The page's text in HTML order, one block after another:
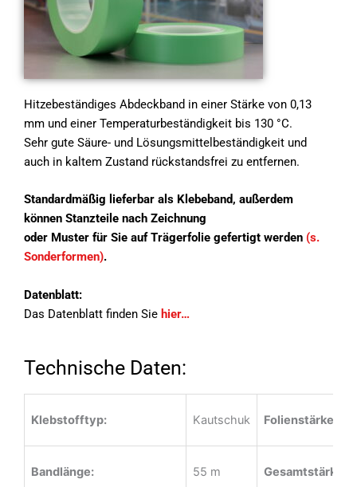
Hitzebeständiges Abdeckband in einer Stärke von 0,13
mm und einer Temperaturbeständigkeit bis 130 °C.
Sehr gute Säure- und Lösungsmittelbeständigkeit und
auch in kaltem Zustand rückstandsfrei zu entfernen.
Standardmäßig lieferbar als Klebeband, außerdem
können Stanzteile nach Zeichnung
oder Muster für Sie auf Trägerfolie gefertigt werden (s.
Sonderformen).
Datenblatt:
Das Datenblatt finden Sie hier…
Technische Daten:
Klebstofftyp: Kautschuk Folienstärke:
Bandlänge: 55 m Gesamtstärke: